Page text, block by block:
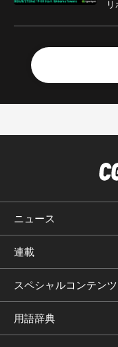
ニュース
連載
スペシャルコンテンツ
用語辞典